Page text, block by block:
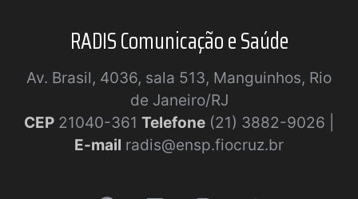
RADIS Comunicação e Saúde
Av. Brasil, 4036, sala 513, Manguinhos, Rio
de Janeiro/RJ
CEP 21040-361 Telefone (21) 3882-9026 |
E-mail radis@ensp.fiocruz.br